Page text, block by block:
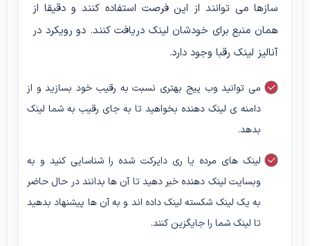
سازها می توانند از این فرصت استفاده کنند و دقیقا از
همان منبع برای خودشان لینک دریافت کنند. دو رویکرد در
آنالیز لینک رقبا وجود دارد.
می توانید وب پیج بهتری نسبت به رقیب خود بسازید و از
دامنه ی لینک دهنده بخواهید تا به جای رقیب به شما لینک
بدهد.
لینک های مرده یا ری دایرکت شده را شناسایی کنید و به
وبسایت لینک دهنده خبر دهید تا آن ها بدانند در حال حاضر
به یک لینک شکسته لینک داده اند و به آن ها پیشنهاد بدهید
تا لینک شما را جایگزین کنند.